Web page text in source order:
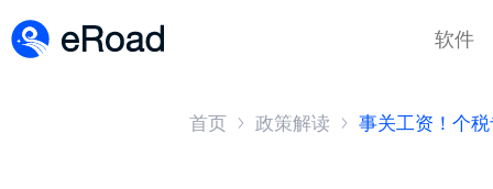
软件
首页 政策解读 事关工资！个